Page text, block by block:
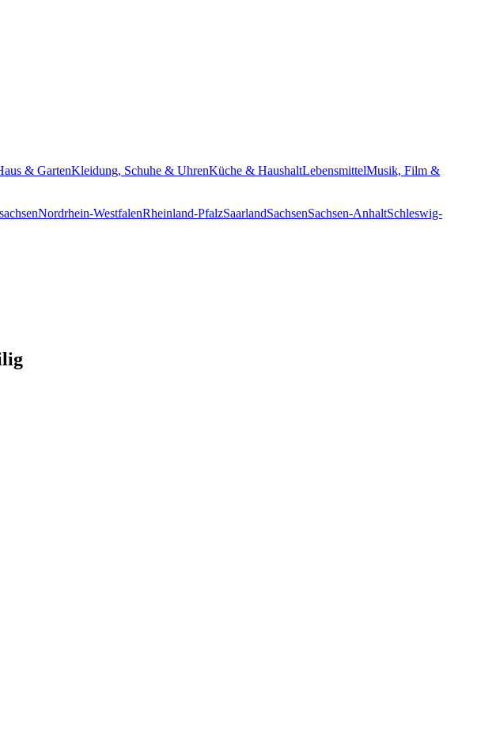
& GartenKleidung, Schuhe & UhrenKüche & HaushaltLebensmittelMusik, Film &
Nordrhein-WestfalenRheinland-PfalzSaarlandSachsenSachsen-AnhaltSchleswig-